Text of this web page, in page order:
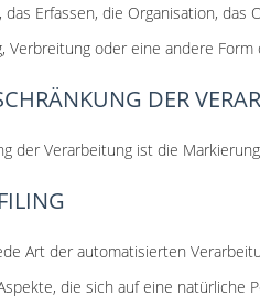
das Erfassen, die Organisation,
Verbreitung oder eine andere
DER
der Verarbeitung ist die
Art der automatisierten
die sich auf eine natürliche